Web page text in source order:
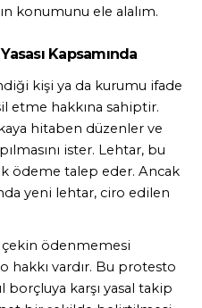
konumunu ele alalım.
Kapsamında
kişi ya da kurumu ifade
etme hakkına sahiptir.
hitaben düzenler ve
ister. Lehtar, bu
ödeme talep eder. Ancak
yeni lehtar, ciro edilen
ödenmemesi
hakkı vardır. Bu protesto
borçluya karşı yasal takip